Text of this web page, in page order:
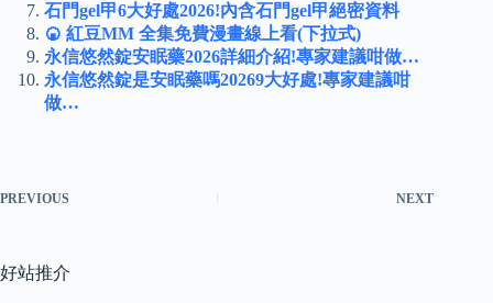
石門gel甲6大好處2026!內含石門gel甲絕密資料
🍘 紅豆MM 全集免費漫畫線上看(下拉式)
永信悠然錠安眠藥2026詳細介紹!專家建議咁做…
永信悠然錠是安眠藥嗎20269大好處!專家建議咁
做…
PREVIOUS NEXT
好站推介